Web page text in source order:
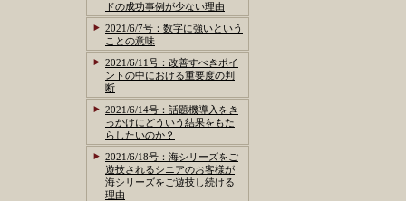
ドの成功事例が少ない理由
2021/6/7号：数字に強いという
ことの意味
2021/6/11号：改善すべきポイ
ントの中における重要度の判
断
2021/6/14号：話題機導入をき
っかけにどういう結果をもた
らしたいのか？
2021/6/18号：海シリーズをご
遊技されるシニアのお客様が
海シリーズをご遊技し続ける
理由